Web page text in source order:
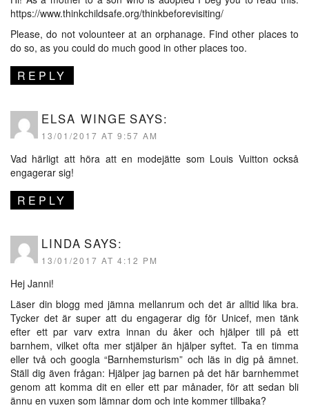
https://www.thinkchildsafe.org/thinkbeforevisiting/
Please, do not volounteer at an orphanage. Find other places to
do so, as you could do much good in other places too.
REPLY
ELSA WINGE SAYS:
13/01/2017 AT 9:57 AM
Vad härligt att höra att en modejätte som Louis Vuitton också
engagerar sig!
REPLY
LINDA SAYS:
13/01/2017 AT 4:12 PM
Hej Janni!
Läser din blogg med jämna mellanrum och det är alltid lika bra.
Tycker det är super att du engagerar dig för Unicef, men tänk
efter ett par varv extra innan du åker och hjälper till på ett
barnhem, vilket ofta mer stjälper än hjälper syftet. Ta en timma
eller två och googla “Barnhemsturism” och läs in dig på ämnet.
Ställ dig även frågan: Hjälper jag barnen på det här barnhemmet
genom att komma dit en eller ett par månader, för att sedan bli
ännu en vuxen som lämnar dom och inte kommer tillbaka?